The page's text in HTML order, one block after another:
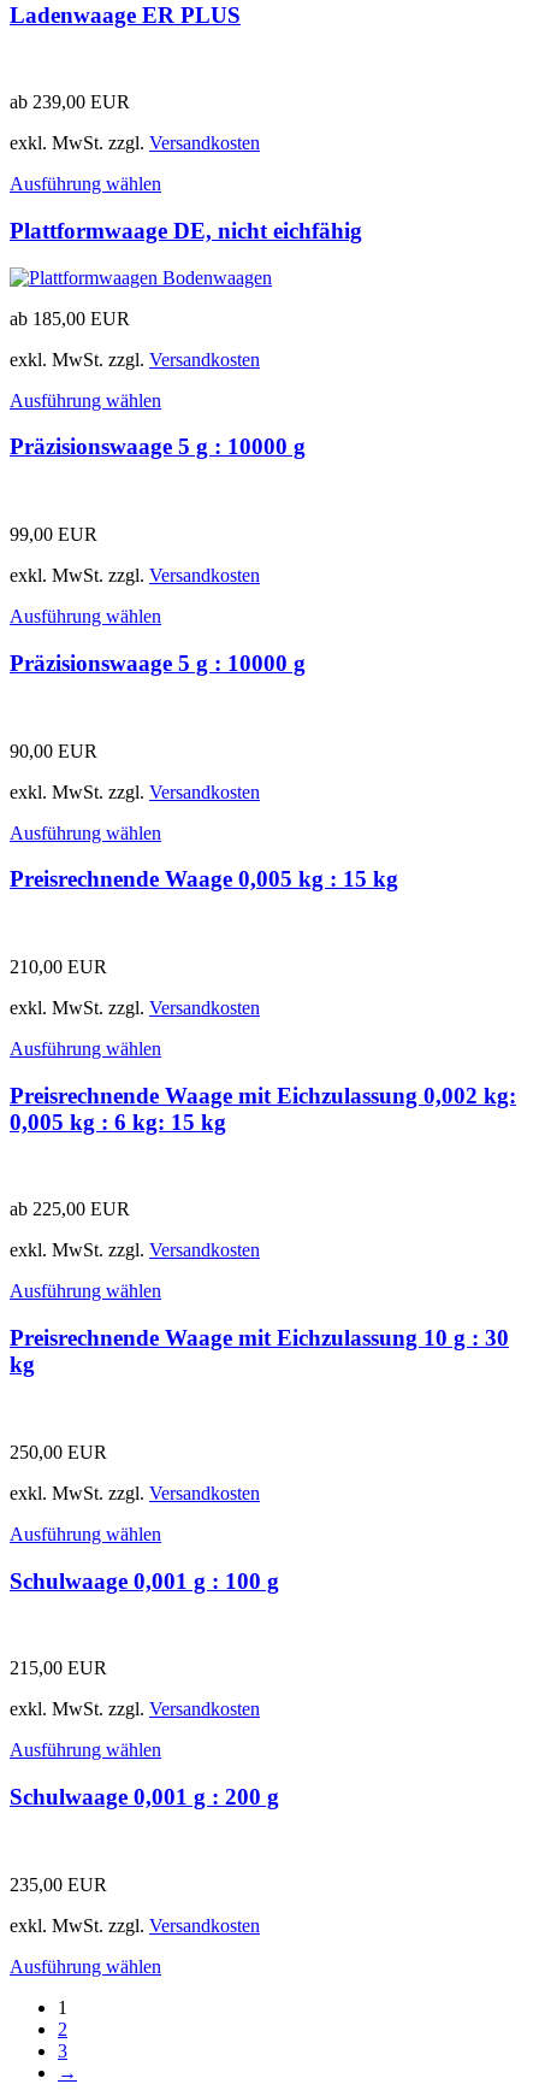
Ladenwaage ER PLUS
ab 239,00 EUR
exkl. MwSt. zzgl. Versandkosten
Ausführung wählen
Plattformwaage DE, nicht eichfähig
ab 185,00 EUR
exkl. MwSt. zzgl. Versandkosten
Ausführung wählen
Präzisionswaage 5 g : 10000 g
99,00 EUR
exkl. MwSt. zzgl. Versandkosten
Ausführung wählen
Präzisionswaage 5 g : 10000 g
90,00 EUR
exkl. MwSt. zzgl. Versandkosten
Ausführung wählen
Preisrechnende Waage 0,005 kg : 15 kg
210,00 EUR
exkl. MwSt. zzgl. Versandkosten
Ausführung wählen
Preisrechnende Waage mit Eichzulassung 0,002 kg:
0,005 kg : 6 kg: 15 kg
ab 225,00 EUR
exkl. MwSt. zzgl. Versandkosten
Ausführung wählen
Preisrechnende Waage mit Eichzulassung 10 g : 30
kg
250,00 EUR
exkl. MwSt. zzgl. Versandkosten
Ausführung wählen
Schulwaage 0,001 g : 100 g
215,00 EUR
exkl. MwSt. zzgl. Versandkosten
Ausführung wählen
Schulwaage 0,001 g : 200 g
235,00 EUR
exkl. MwSt. zzgl. Versandkosten
Ausführung wählen
1
2
3
→